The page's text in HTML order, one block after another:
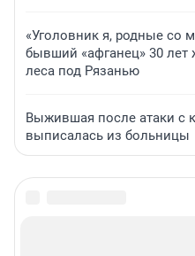
«Уголовник я, родные со
бывший «афганец» 30 лет
леса под Рязанью
Выжившая после атаки с
выписалась из больницы